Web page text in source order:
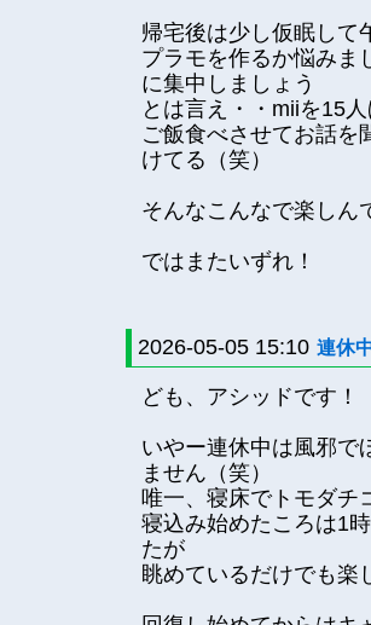
帰宅後は少し仮眠して
プラモを作るか悩みま
に集中しましょう
とは言え・・miiを15
ご飯食べさせてお話を
けてる（笑）
そんなこんなで楽しん
ではまたいずれ！
2026-05-05 15:10 連休
ども、アシッドです！
いやー連休中は風邪で
ません（笑）
唯一、寝床でトモダチ
寝込み始めたころは1
たが
眺めているだけでも楽